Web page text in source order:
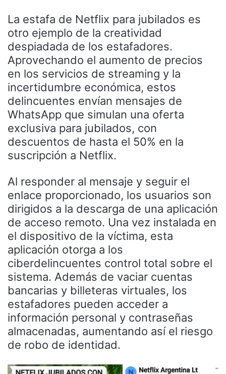
La estafa de Netflix para jubilados es
otro ejemplo de la creatividad
despiadada de los estafadores.
Aprovechando el aumento de precios
en los servicios de streaming y la
incertidumbre económica, estos
delincuentes envían mensajes de
WhatsApp que simulan una oferta
exclusiva para jubilados, con
descuentos de hasta el 50% en la
suscripción a Netflix.
Al responder al mensaje y seguir el
enlace proporcionado, los usuarios son
dirigidos a la descarga de una aplicación
de acceso remoto. Una vez instalada en
el dispositivo de la víctima, esta
aplicación otorga a los
ciberdelincuentes control total sobre el
sistema. Además de vaciar cuentas
bancarias y billeteras virtuales, los
estafadores pueden acceder a
información personal y contraseñas
almacenadas, aumentando así el riesgo
de robo de identidad.